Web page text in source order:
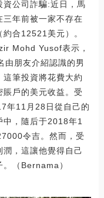
資公司詐騙:近日，馬
三年前被一家不存在
合12521美元）。
Mohd Yusof表示，
由朋友介紹認識的男
筆投資將花費大約
戶的美元收益。受
年11月28日從自己的
，隨后于2018年1
令吉。然而，受
，這讓他覺得自己
（Bernama）